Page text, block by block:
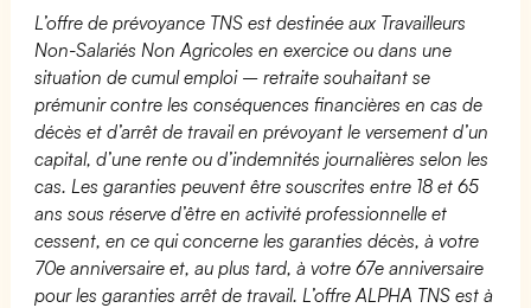
L’offre de prévoyance TNS est destinée aux Travailleurs
Non-Salariés Non Agricoles en exercice ou dans une
situation de cumul emploi – retraite souhaitant se
prémunir contre les conséquences financières en cas de
décès et d’arrêt de travail en prévoyant le versement d’un
capital, d’une rente ou d’indemnités journalières selon les
cas. Les garanties peuvent être souscrites entre 18 et 65
ans sous réserve d’être en activité professionnelle et
cessent, en ce qui concerne les garanties décès, à votre
70e anniversaire et, au plus tard, à votre 67e anniversaire
pour les garanties arrêt de travail. L’offre ALPHA TNS est à